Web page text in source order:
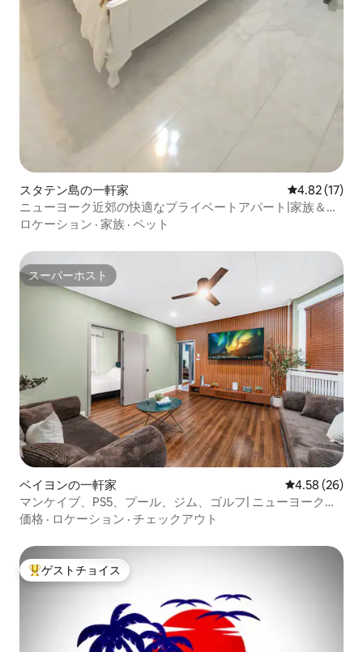
スタテン島の一軒家 レビュー17
4.82 (17)
ニューヨーク近郊の快適なプライベートアパート|家族＆ペ
ット連れOK
ロケーション · 家族 · ペット
スーパーホスト
スーパーホスト
ベイヨンの一軒家 レビュー26
4.58 (26)
マンケイブ、PS5、プール、ジム、ゴルフ| ニューヨークま
で20分
価格 · ロケーション · チェックアウト
大好評のゲストチョイスです。
ゲストチョイス